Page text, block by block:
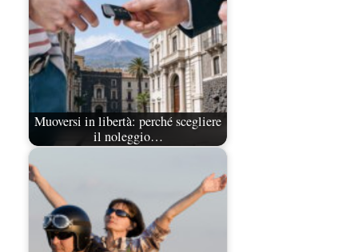
Muoversi in libertà: perché scegliere
il noleggio…